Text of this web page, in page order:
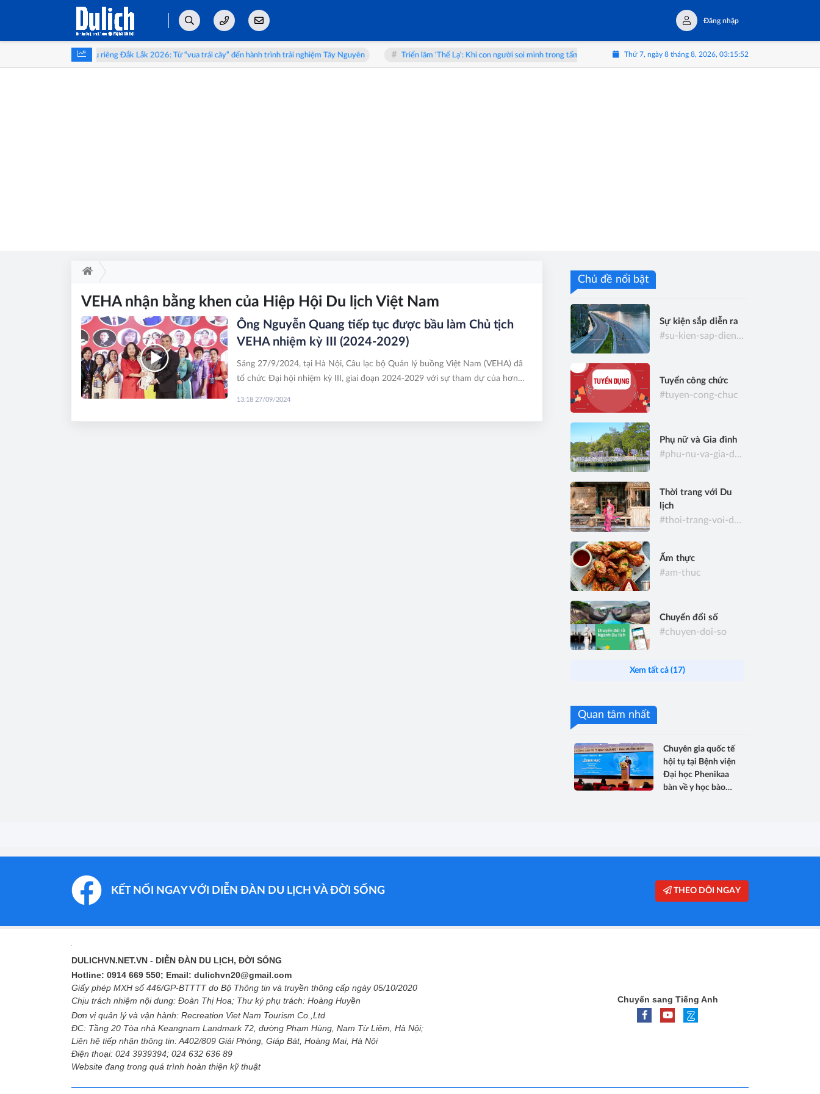
Đăng nhập
Lễ hội Sầu riêng Đắk Lắk 2026: Từ “vua trái cây” đến hành trình trải nghiệm Tây Nguyên Triển lãm 'Thể Lạ': Khi con người soi mình trong tấm gương AI HUSCO và Golden Gate BCE Group hợp tác phát
Thứ 7, ngày 8 tháng 8, 2026, 03:15:53
VEHA nhận bằng khen của Hiệp Hội Du lịch Việt Nam
Ông Nguyễn Quang tiếp tục được bầu làm Chủ tịch
VEHA nhiệm kỳ III (2024-2029)
Sáng 27/9/2024, tại Hà Nội, Câu lạc bộ Quản lý buồng Việt Nam (VEHA) đã
tổ chức Đại hội nhiệm kỳ III, giai đoạn 2024-2029 với sự tham dự của hơn
được bầu giữ chức Chủ tịch VEHA nhiệm kỳ III.
13:18 27/09/2024
Chủ đề nổi bật
Sự kiện sắp diễn ra
#su-kien-sap-dien-ra
Tuyển công chức
#tuyen-cong-chuc
Phụ nữ và Gia đình
#phu-nu-va-gia-dinh
Thời trang với Du
lịch
#thoi-trang-voi-du-lich
Ẩm thực
#am-thuc
Chuyển đổi số
#chuyen-doi-so
Xem tất cả (17)
Quan tâm nhất
Chuyên gia quốc tế
hội tụ tại Bệnh viện
Đại học Phenikaa
bàn về y học bào
KẾT NỐI NGAY VỚI DIỄN ĐÀN DU LỊCH VÀ ĐỜI SỐNG THEO DÕI NGAY
DULICHVN.NET.VN - DIỄN ĐÀN DU LỊCH, ĐỜI SỐNG
Hotline: 0914 669 550; Email: dulichvn20@gmail.com
Giấy phép MXH số 446/GP-BTTTT do Bộ Thông tin và truyền thông cấp ngày 05/10/2020
Chịu trách nhiệm nội dung: Đoàn Thị Hoa; Thư ký phụ trách: Hoàng Huyền
Đơn vị quản lý và vận hành: Recreation Viet Nam Tourism Co.,Ltd
ĐC: Tầng 20 Tòa nhà Keangnam Landmark 72, đường Phạm Hùng, Nam Từ Liêm, Hà Nội;
Liên hệ tiếp nhận thông tin: A402/809 Giải Phóng, Giáp Bát, Hoàng Mai, Hà Nội
Điện thoại: 024 3939394; 024 632 636 89
Website đang trong quá trình hoàn thiện kỹ thuật
Chuyển sang Tiếng Anh